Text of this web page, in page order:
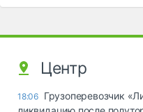
Центр
18:06 Грузоперевозчик